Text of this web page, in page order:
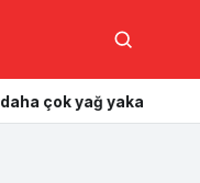
Ara
Hangisi daha etkili?